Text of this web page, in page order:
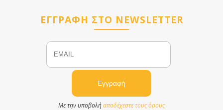
ΕΓΓΡΑΦΗ ΣΤΟ NEWSLETTER
Email
Με την υποβολήαποδέχεστε τους όρους